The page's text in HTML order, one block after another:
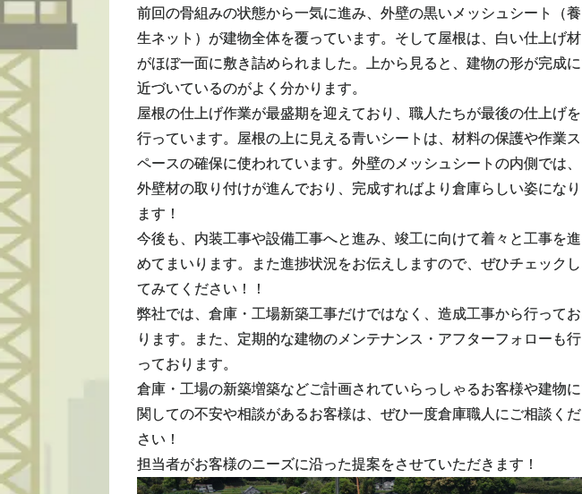
前回の骨組みの状態から一気に進み、外壁の黒いメッシュシート（養
生ネット）が建物全体を覆っています。そして屋根は、白い仕上げ材
がほぼ一面に敷き詰められました。上から見ると、建物の形が完成に
近づいているのがよく分かります。
屋根の仕上げ作業が最盛期を迎えており、職人たちが最後の仕上げを
行っています。屋根の上に見える青いシートは、材料の保護や作業ス
ペースの確保に使われています。外壁のメッシュシートの内側では、
外壁材の取り付けが進んでおり、完成すればより倉庫らしい姿になり
ます！
今後も、内装工事や設備工事へと進み、竣工に向けて着々と工事を進
めてまいります。また進捗状況をお伝えしますので、ぜひチェックし
てみてください！！
弊社では、倉庫・工場新築工事だけではなく、造成工事から行ってお
ります。また、定期的な建物のメンテナンス・アフターフォローも行
っております。
倉庫・工場の新築増築などご計画されていらっしゃるお客様や建物に
関しての不安や相談があるお客様は、ぜひ一度倉庫職人にご相談くだ
さい！
担当者がお客様のニーズに沿った提案をさせていただきます！